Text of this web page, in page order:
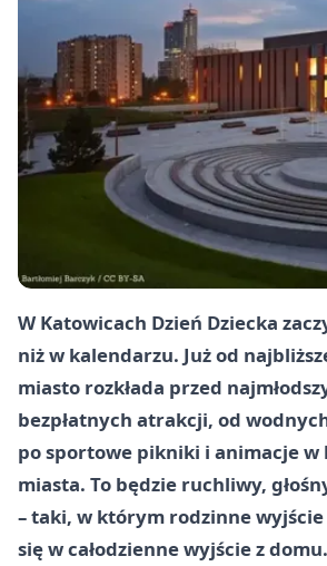
W Katowicach Dzień Dziecka
niż w kalendarzu. Już od
miasto rozkłada przed
bezpłatnych atrakcji, od
po sportowe pikniki i animacje w
miasta. To będzie ruchliwy,
– taki, w którym rodzinne wyjście
się w całodzienne wyjście z